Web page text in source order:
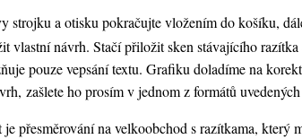
strojku a otisku pokračujte vložením do košíku,
vlastní návrh. Stačí přiložit sken stávajícího
pouze vepsání textu. Grafiku doladíme na
zašlete ho prosím v jednom z formátů uvedených
přesměrování na velkoobchod s razítkama,